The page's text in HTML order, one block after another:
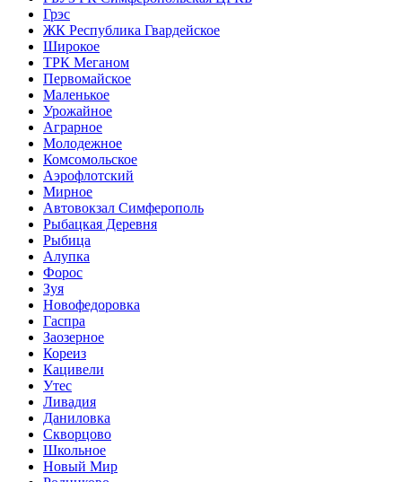
Грэс
ЖК Республика Гвардейское
Широкое
ТРК Меганом
Первомайское
Маленькое
Урожайное
Аграрное
Молодежное
Комсомольское
Аэрофлотский
Мирное
Автовокзал Симферополь
Рыбацкая Деревня
Рыбица
Алупка
Форос
Зуя
Новофедоровка
Гаспра
Заозерное
Кореиз
Кацивели
Утес
Ливадия
Даниловка
Скворцово
Школьное
Новый Мир